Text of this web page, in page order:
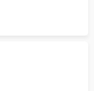
проблемы.